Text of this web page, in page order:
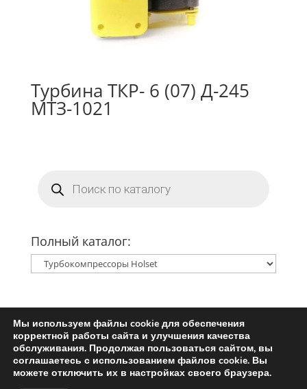
Турбина ТКР- 6 (07) Д-245
МТЗ-1021
товаров
Полный каталог:
Главная
Ремкомплект турбины
Запчасти для турбин
Пользовательское соглашение
Политика конфиденциальности
Мы используем файлы cookie для обеспечения
корректной работы сайта и улучшения качества
обслуживания. Продолжая пользоваться сайтом, вы
соглашаетесь с использованием файлов cookie. Вы
можете отключить их в настройках своего браузера.